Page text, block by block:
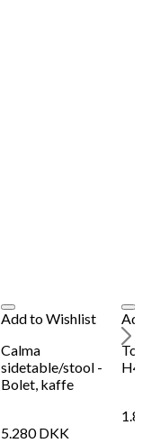
Add to Wishlist
Calma
sidetable/stool -
Bolet, kaffe
5.280DKK